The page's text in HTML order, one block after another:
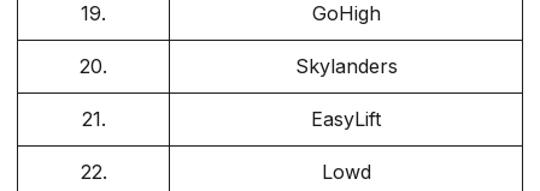
19. GoHigh
20. Skylanders
21. EasyLift
22. Lowd